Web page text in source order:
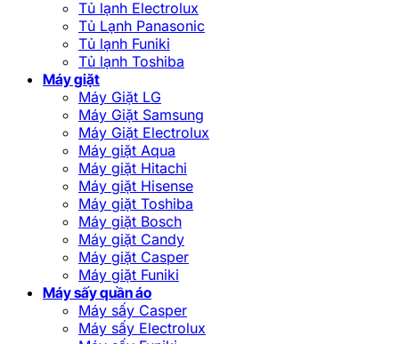
Tủ lạnh Electrolux
Tủ Lạnh Panasonic
Tủ lạnh Funiki
Tủ lạnh Toshiba
Máy giặt
Máy Giặt LG
Máy Giặt Samsung
Máy Giặt Electrolux
Máy giặt Aqua
Máy giặt Hitachi
Máy giặt Hisense
Máy giặt Toshiba
Máy giặt Bosch
Máy giặt Candy
Máy giặt Casper
Máy giặt Funiki
Máy sấy quần áo
Máy sấy Casper
Máy sấy Electrolux